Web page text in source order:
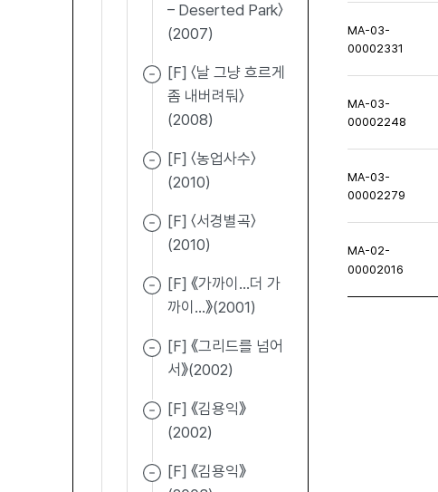
– Deserted Park〉
(2007)
[F] 〈날 그냥 흐르게
좀 내버려둬〉
(2008)
[F] 〈농업사수〉
(2010)
[F] 〈서경별곡〉
(2010)
[F] 《가까이...더 가
까이...》(2001)
[F] 《그리드를 넘어
서》(2002)
[F] 《김용익》
(2002)
[F] 《김용익》
MA-03-
00002331
MA-03-
00002248
MA-03-
00002279
MA-02-
00002016
처음페이지이전페이지